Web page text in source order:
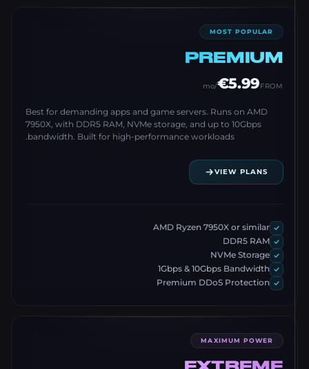
MOST POPULAR
PREMIUM
FROM
€5.99
/mo
Best for demanding apps and game servers. Runs on AMD
7950X, with DDR5 RAM, NVMe storage, and up to 10Gbps
bandwidth. Built for high-performance workloads.
VIEW PLANS
AMD Ryzen 7950X or similar
DDR5 RAM
NVMe Storage
1Gbps & 10Gbps Bandwidth
Premium DDoS Protection
MAXIMUM POWER